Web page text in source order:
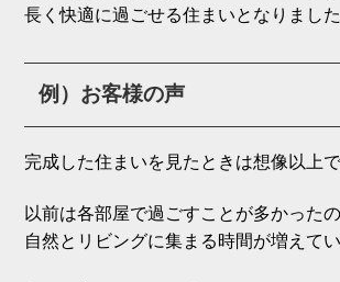
長く快適に過ごせる住まいとなりました
例）お客様の声
完成した住まいを見たときは想像以上で
以前は各部屋で過ごすことが多かった
自然とリビングに集まる時間が増えてい